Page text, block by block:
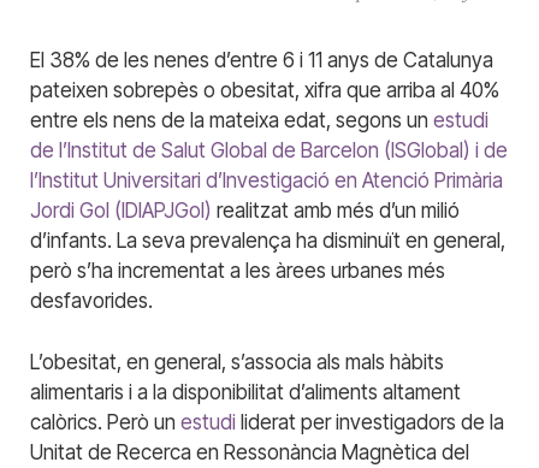
El 38% de les nenes d’entre 6 i 11 anys de Catalunya
pateixen sobrepès o obesitat, xifra que arriba al 40%
entre els nens de la mateixa edat, segons un estudi
de l’Institut de Salut Global de Barcelon (ISGlobal) i de
l’Institut Universitari d’Investigació en Atenció Primària
Jordi Gol (IDIAPJGol) realitzat amb més d’un milió
d’infants. La seva prevalença ha disminuït en general,
però s’ha incrementat a les àrees urbanes més
desfavorides.
L’obesitat, en general, s’associa als mals hàbits
alimentaris i a la disponibilitat d’aliments altament
calòrics. Però un estudi liderat per investigadors de la
Unitat de Recerca en Ressonància Magnètica del